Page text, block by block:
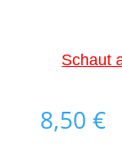
Schaut
8,50 €